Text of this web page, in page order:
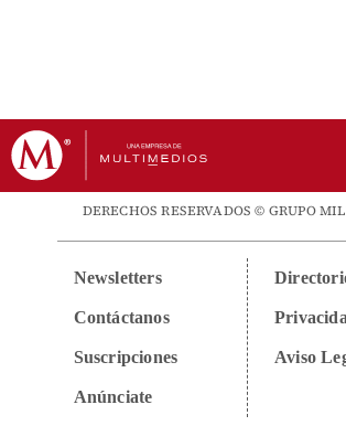
DERECHOS RESERVADOS © GRUPO
Newsletters
Contáctanos
Suscripciones
Anúnciate
Aviso